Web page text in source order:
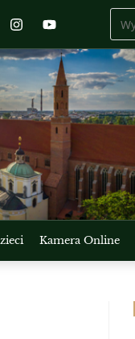
Kamera Online